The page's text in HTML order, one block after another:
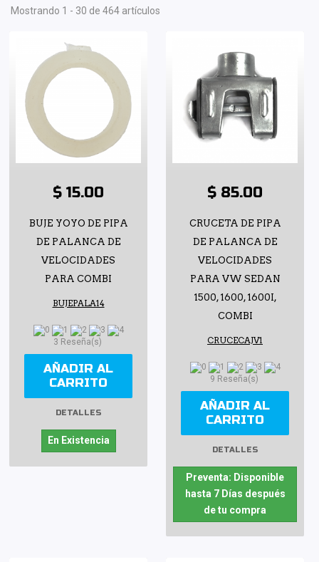
Mostrando 1 - 30 de 464 artículos
$ 15.00
BUJE YOYO DE PIPA
DE PALANCA DE
VELOCIDADES
PARA COMBI
BUJEPALA14
3 Reseña(s)
AÑADIR AL
CARRITO
DETALLES
En Existencia
$ 85.00
CRUCETA DE PIPA
DE PALANCA DE
VELOCIDADES
PARA VW SEDAN
1500, 1600, 1600I,
COMBI
CRUCECAJV1
9 Reseña(s)
AÑADIR AL
CARRITO
DETALLES
Preventa: Disponible
hasta 7 Días después
de tu compra